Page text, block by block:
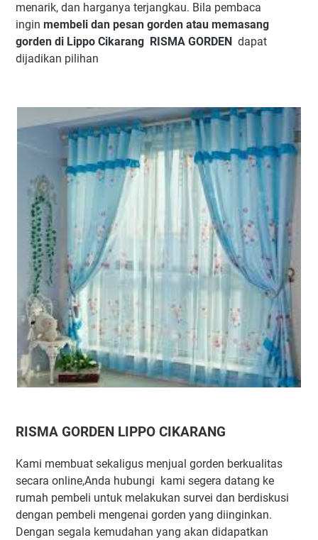
menarik, dan harganya terjangkau. Bila pembaca
ingin membeli dan pesan gorden atau memasang
gorden di Lippo Cikarang RISMA GORDEN dapat
dijadikan pilihan
RISMA GORDEN LIPPO CIKARANG
Kami membuat sekaligus menjual gorden berkualitas
secara online,Anda hubungi kami segera datang ke
rumah pembeli untuk melakukan survei dan berdiskusi
dengan pembeli mengenai gorden yang diinginkan.
Dengan segala kemudahan yang akan didapatkan